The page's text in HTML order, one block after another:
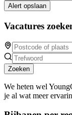
Alert opslaan
Vacatures
Zoeken
We heten wel
je al wat meer